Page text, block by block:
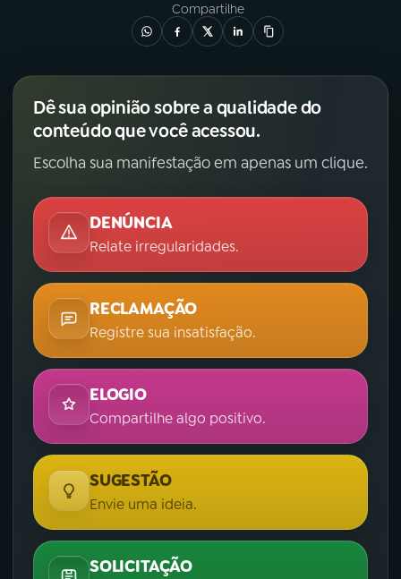
Compartilhe
Dê sua opinião sobre a qualidade do
conteúdo que você acessou.
Escolha sua manifestação em apenas um clique.
DENÚNCIA
Relate irregularidades.
RECLAMAÇÃO
Registre sua insatisfação.
ELOGIO
Compartilhe algo positivo.
SUGESTÃO
Envie uma ideia.
SOLICITAÇÃO